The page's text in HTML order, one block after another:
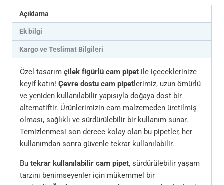
Açıklama
Ek bilgi
Kargo ve Teslimat Bilgileri
Özel tasarım çilek figürlü cam pipet ile içeceklerinize
keyif katın! Çevre dostu cam pipet lerimiz, uzun ömürlü
ve yeniden kullanılabilir yapısıyla doğaya dost bir
alternatiftir. Ürünlerimizin cam malzemeden üretilmiş
olması, sağlıklı ve sürdürülebilir bir kullanım sunar.
Temizlenmesi son derece kolay olan bu pipetler, her
kullanımdan sonra güvenle tekrar kullanılabilir.
Bu tekrar kullanılabilir cam pipet, sürdürülebilir yaşam
tarzını benimseyenler için mükemmel bir